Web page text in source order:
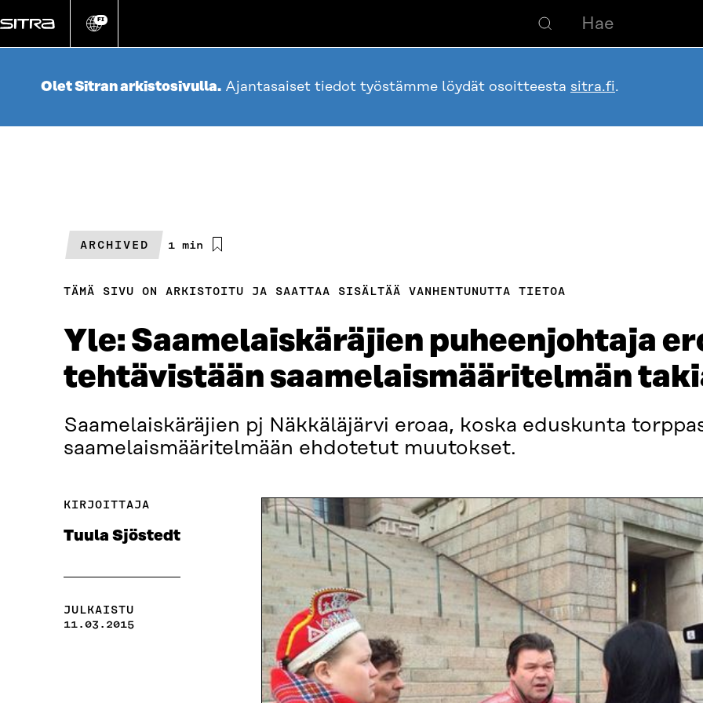
suoraan
Vaihda
kieli
FI
Olet Sitran arkistosivulla. Ajantasaiset tiedot työstämme löydät osoitteesta sitra.fi.
ARCHIVED
Arvioitu
1 min
TÄMÄ SIVU ON ARKISTOITU JA SAATTAA SISÄLTÄÄ VANHENTUNUTTA TIETOA
Yle: Saamelaiskäräjien puheenjohtaja
tehtävistään saamelaismääritelmän
Saamelaiskäräjien pj Näkkäläjärvi eroaa, koska eduskunta
saamelaismääritelmään ehdotetut muutokset.
KIRJOITTAJA
Tuula Sjöstedt
JULKAISTU
11.03.2015